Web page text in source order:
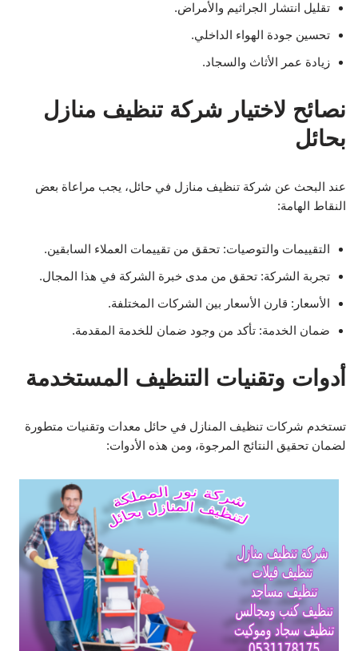
تقليل انتشار الجراثيم والأمراض.
تحسين جودة الهواء الداخلي.
زيادة عمر الأثاث والسجاد.
نصائح لاختيار شركة تنظيف منازل
بحائل
عند البحث عن شركة تنظيف منازل في حائل، يجب مراعاة بعض
النقاط الهامة:
التقييمات والتوصيات: تحقق من تقييمات العملاء السابقين.
تجربة الشركة: تحقق من مدى خبرة الشركة في هذا المجال.
الأسعار: قارن الأسعار بين الشركات المختلفة.
ضمان الخدمة: تأكد من وجود ضمان للخدمة المقدمة.
أدوات وتقنيات التنظيف المستخدمة
تستخدم شركات تنظيف المنازل في حائل معدات وتقنيات متطورة
لضمان تحقيق النتائج المرجوة، ومن هذه الأدوات: